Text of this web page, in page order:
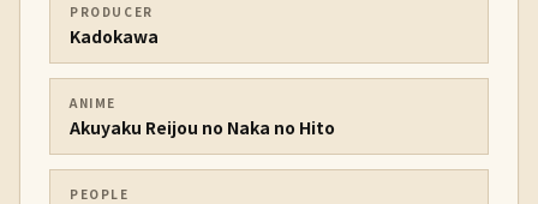
PRODUCER
Kadokawa
ANIME
Akuyaku Reijou no Naka no Hito
PEOPLE